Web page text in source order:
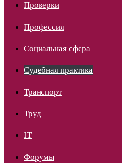
Проверки
Профессия
Социальная сфера
Судебная практика
Транспорт
Труд
IT
Форумы